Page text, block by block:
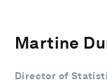
Martine
Director of